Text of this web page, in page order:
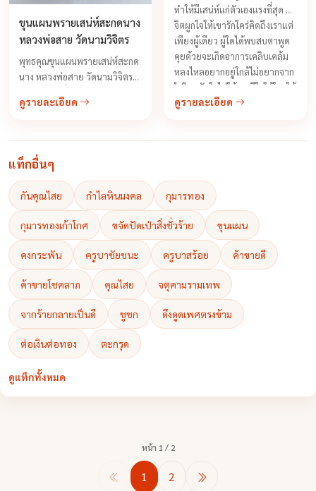
ขุนแผนพรายเสน่ห์สะกดนาง
หลวงพ่อสาย วัดนามวิจิตร
พุทธคุณขุนแผนพรายเสน่ห์สะกด
นาง หลวงพ่อสาย วัดนามวิจิตร
ร้อง นักบริหาร ทุกอาชีพบูชาแล้ว
ดูรายละเอียด
ทำให้มีเสน่ห์แก่ตัวเองแรงที่สุด มัด
จิตผูกใจให้เขารักใคร่คิดถึงเราแต่
เพียงผู้เดียว ผู้ใดได้พบสบตาพูด
คุยด้วยจะเกิดอาการเคลิบเคล้ม
หลงไหลอยากอยู่ใกล้ไม่อยากจาก
ไปไหนมัดใจไม่ให้เขามีใจให้ใครให้
มีแต่เรา มีพลังเสน่ห์แอบแฝงไว้
ดูรายละเอียด
แท็กอื่นๆ
กันคุณไสย กำไลหินมงคล กุมารทอง
กุมารทองเก้าโกศ ขจัดปัดเป่าสิ่งชั่วร้าย ขุนแผน
คงกระพัน ครูบาชัยชนะ ครูบาสร้อย ค้าขายดี
ค้าขายโชคลาภ คุณไสย จตุคามรามเทพ
จากร้ายกลายเป็นดี ชูชก ดึงดูดเพศตรงข้าม
ต่อเงินต่อทอง ตะกรุด
ดูแท็กทั้งหมด
หน้า 1 / 2
1 2